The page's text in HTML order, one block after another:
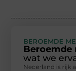
BEROEMDE
Beroemde
wat we
Nederland is rijk